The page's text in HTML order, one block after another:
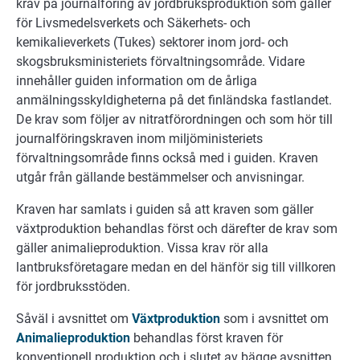
krav på journalföring av jordbruksproduktion som gäller
för Livsmedelsverkets och Säkerhets- och
kemikalieverkets (Tukes) sektorer inom jord- och
skogsbruksministeriets förvaltningsområde. Vidare
innehåller guiden information om de årliga
anmälningsskyldigheterna på det finländska fastlandet.
De krav som följer av nitratförordningen och som hör till
journalföringskraven inom miljöministeriets
förvaltningsområde finns också med i guiden. Kraven
utgår från gällande bestämmelser och anvisningar.
Kraven har samlats i guiden så att kraven som gäller
växtproduktion behandlas först och därefter de krav som
gäller animalieproduktion. Vissa krav rör alla
lantbruksföretagare medan en del hänför sig till villkoren
för jordbruksstöden.
Såväl i avsnittet om Växtproduktion som i avsnittet om
Animalieproduktion behandlas först kraven för